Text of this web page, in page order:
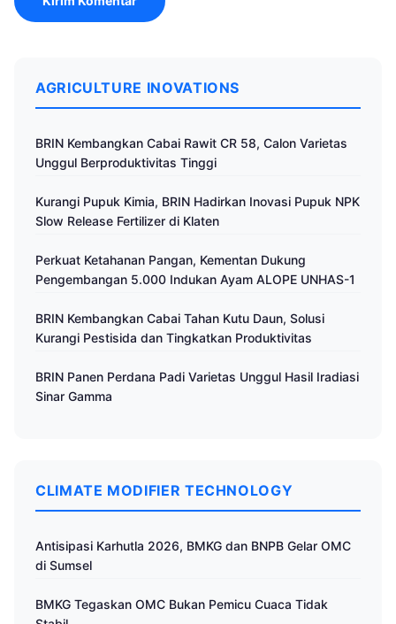
AGRICULTURE INOVATIONS
BRIN Kembangkan Cabai Rawit CR 58, Calon Varietas
Unggul Berproduktivitas Tinggi
Kurangi Pupuk Kimia, BRIN Hadirkan Inovasi Pupuk NPK
Slow Release Fertilizer di Klaten
Perkuat Ketahanan Pangan, Kementan Dukung
Pengembangan 5.000 Indukan Ayam ALOPE UNHAS-1
BRIN Kembangkan Cabai Tahan Kutu Daun, Solusi
Kurangi Pestisida dan Tingkatkan Produktivitas
BRIN Panen Perdana Padi Varietas Unggul Hasil Iradiasi
Sinar Gamma
CLIMATE MODIFIER TECHNOLOGY
Antisipasi Karhutla 2026, BMKG dan BNPB Gelar OMC
di Sumsel
BMKG Tegaskan OMC Bukan Pemicu Cuaca Tidak